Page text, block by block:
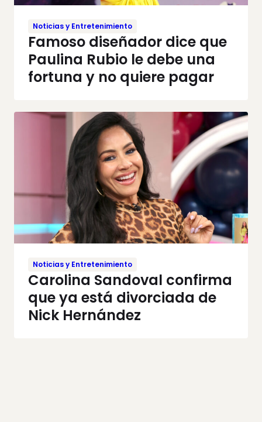
Noticias y Entretenimiento
Famoso diseñador dice que
Paulina Rubio le debe una
fortuna y no quiere pagar
Noticias y Entretenimiento
Carolina Sandoval confirma
que ya está divorciada de
Nick Hernández